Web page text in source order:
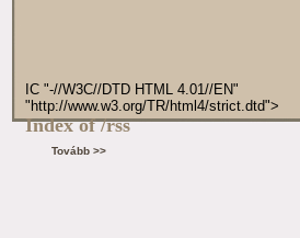
IC "-//W3C//DTD HTML 4.01//EN"
"http://www.w3.org/TR/html4/strict.dtd">
Index of /rss
Tovább >>